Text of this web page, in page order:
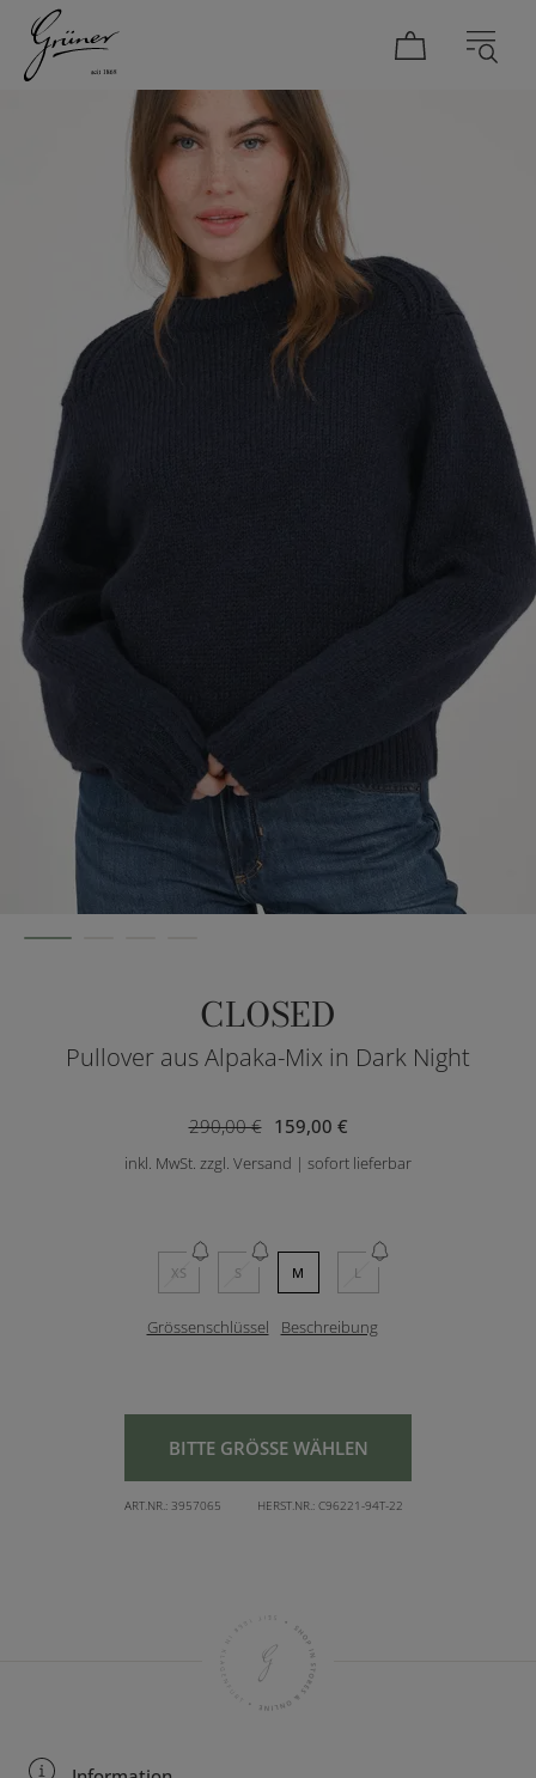
CLOSED
Pullover aus Alpaka-Mix in Dark Night
159,00 €
290,00 €
inkl. MwSt. zzgl. Versand | sofort lieferbar
XS S M L
Grössenschlüssel Beschreibung
BITTE GRÖSSE WÄHLEN
ART.NR.: 3957065 HERST.NR.: C96221-94T-22
DAMEN HERREN